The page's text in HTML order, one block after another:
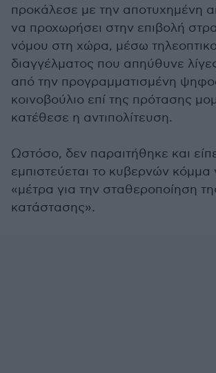
προκάλεσε με την αποτυχημένη
να προχωρήσει στην επιβολή
νόμου στη χώρα, μέσω
διαγγέλματος που απηύθυνε
από την προγραμματισμένη
κοινοβούλιο επί της πρότασης
κατέθεσε η αντιπολίτευση.
Ωστόσο, δεν παραιτήθηκε και
εμπιστεύεται το κυβερνών κόμμα
«μέτρα για την σταθεροποίηση
κατάστασης».